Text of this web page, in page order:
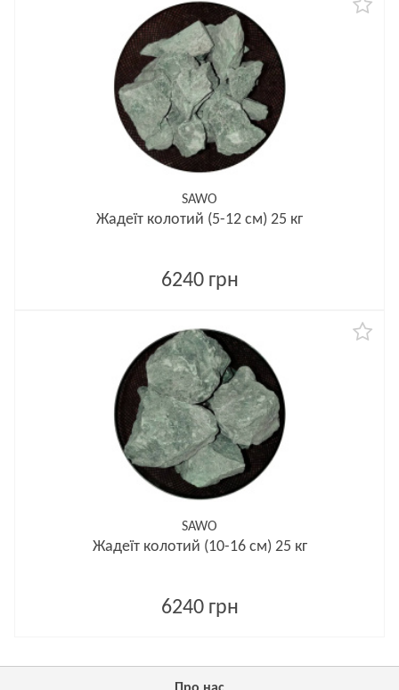
SAWO
Жадеїт колотий (5-12 см) 25 кг
6240 грн
SAWO
Жадеїт колотий (10-16 см) 25 кг
6240 грн